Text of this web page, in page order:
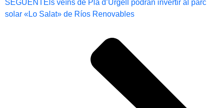
SEGUENTEls veïns de Pla d’Urgell podran invertir al parc
solar «Lo Salat» de Ríos Renovables